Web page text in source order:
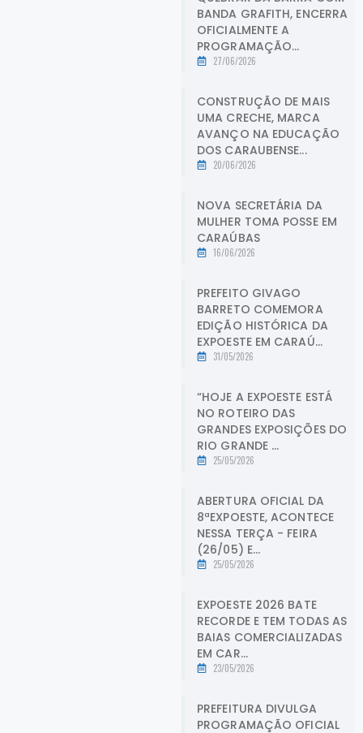
BANDA GRAFITH, ENCERRA
OFICIALMENTE A
PROGRAMAÇÃO...
27/06/2026
CONSTRUÇÃO DE MAIS
UMA CRECHE, MARCA
AVANÇO NA EDUCAÇÃO
DOS CARAUBENSE...
20/06/2026
NOVA SECRETÁRIA DA
MULHER TOMA POSSE EM
CARAÚBAS
16/06/2026
PREFEITO GIVAGO
BARRETO COMEMORA
EDIÇÃO HISTÓRICA DA
EXPOESTE EM CARAÚ...
31/05/2026
“HOJE A EXPOESTE ESTÁ
NO ROTEIRO DAS
GRANDES EXPOSIÇÕES DO
RIO GRANDE ...
25/05/2026
ABERTURA OFICIAL DA
8ªEXPOESTE, ACONTECE
NESSA TERÇA - FEIRA
(26/05) E...
25/05/2026
EXPOESTE 2026 BATE
RECORDE E TEM TODAS AS
BAIAS COMERCIALIZADAS
EM CAR...
23/05/2026
PREFEITURA DIVULGA
PROGRAMAÇÃO OFICIAL